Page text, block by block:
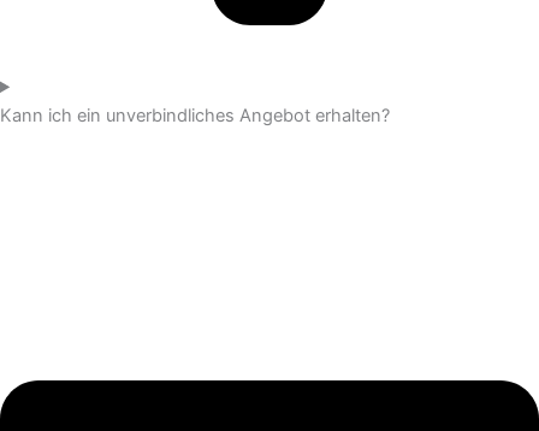
Kann ich ein unverbindliches Angebot erhalten?